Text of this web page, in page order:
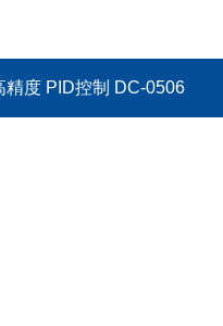
精度 PID控制 DC-0506